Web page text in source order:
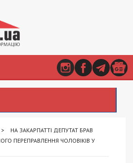
>
НА ЗАКАРПАТТІ ДЕПУТАТ БРАВ
ПЕРЕПРАВЛЕННЯ ЧОЛОВІКІВ У